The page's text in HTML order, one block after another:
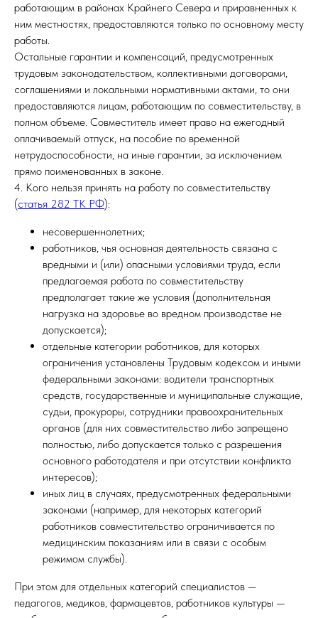
работающим в районах Крайнего Севера и приравненных к
ним местностях, предоставляются только по основному месту
работы.
Остальные гарантии и компенсаций, предусмотренных
трудовым законодательством, коллективными договорами,
соглашениями и локальными нормативными актами, то они
предоставляются лицам, работающим по совместительству, в
полном объеме. Совместитель имеет право на ежегодный
оплачиваемый отпуск, на пособие по временной
нетрудоспособности, на иные гарантии, за исключением
прямо поименованных в законе.
4. Кого нельзя принять на работу по совместительству
(статья 282 ТК РФ):
несовершеннолетних;
работников, чья основная деятельность связана с
вредными и (или) опасными условиями труда, если
предлагаемая работа по совместительству
предполагает такие же условия (дополнительная
нагрузка на здоровье во вредном производстве не
допускается);
отдельные категории работников, для которых
ограничения установлены Трудовым кодексом и иными
федеральными законами: водители транспортных
средств, государственные и муниципальные служащие,
судьи, прокуроры, сотрудники правоохранительных
органов (для них совместительство либо запрещено
полностью, либо допускается только с разрешения
основного работодателя и при отсутствии конфликта
интересов);
иных лиц в случаях, предусмотренных федеральными
законами (например, для некоторых категорий
работников совместительство ограничивается по
медицинским показаниям или в связи с особым
режимом службы).
При этом для отдельных категорий специалистов —
педагогов, медиков, фармацевтов, работников культуры —